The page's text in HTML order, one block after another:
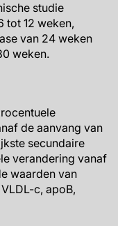
studie
tot 12 weken,
van 24 weken
weken.
de aanvang van
secundaire
verandering vanaf
waarden van
c, apoB,